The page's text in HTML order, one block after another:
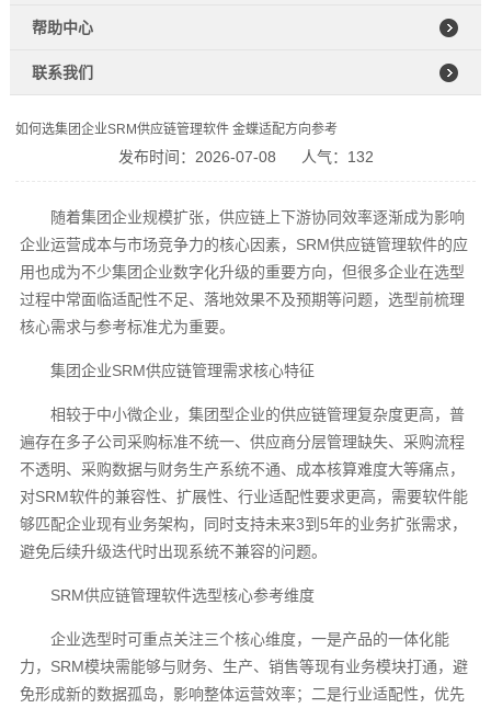
帮助中心
联系我们
如何选集团企业SRM供应链管理软件 金蝶适配方向参考
发布时间：2026-07-08 人气：132
随着集团企业规模扩张，供应链上下游协同效率逐渐成为影响
企业运营成本与市场竞争力的核心因素，SRM供应链管理软件的应
用也成为不少集团企业数字化升级的重要方向，但很多企业在选型
过程中常面临适配性不足、落地效果不及预期等问题，选型前梳理
核心需求与参考标准尤为重要。
集团企业SRM供应链管理需求核心特征
相较于中小微企业，集团型企业的供应链管理复杂度更高，普
遍存在多子公司采购标准不统一、供应商分层管理缺失、采购流程
不透明、采购数据与财务生产系统不通、成本核算难度大等痛点，
对SRM软件的兼容性、扩展性、行业适配性要求更高，需要软件能
够匹配企业现有业务架构，同时支持未来3到5年的业务扩张需求，
避免后续升级迭代时出现系统不兼容的问题。
SRM供应链管理软件选型核心参考维度
企业选型时可重点关注三个核心维度，一是产品的一体化能
力，SRM模块需能够与财务、生产、销售等现有业务模块打通，避
免形成新的数据孤岛，影响整体运营效率；二是行业适配性，优先